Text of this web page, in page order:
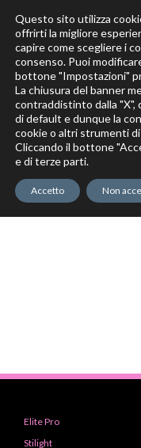
Solo
Elite Pro
Elite Pro
Stilight
Questo sito utilizza
offrirti la migliore
capire come scegliere i
consenso. Puoi
bottone "Impostazioni"
La chiusura del banner
contraddistinto dalla "X",
di default e dunque la
cookie o altri strumenti
Cliccando il bottone
e di terze parti.
Accetto Non